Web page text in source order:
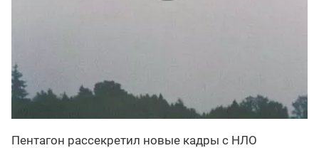
Пентагон рассекретил новые кадры с НЛО